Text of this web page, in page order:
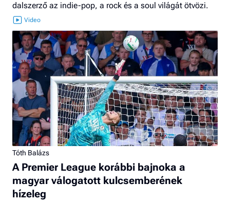
dalszerző az indie-pop, a rock és a soul világát ötvözi.
Tóth Balázs
A Premier League korábbi bajnoka a
magyar válogatott kulcsemberének
hízeleg